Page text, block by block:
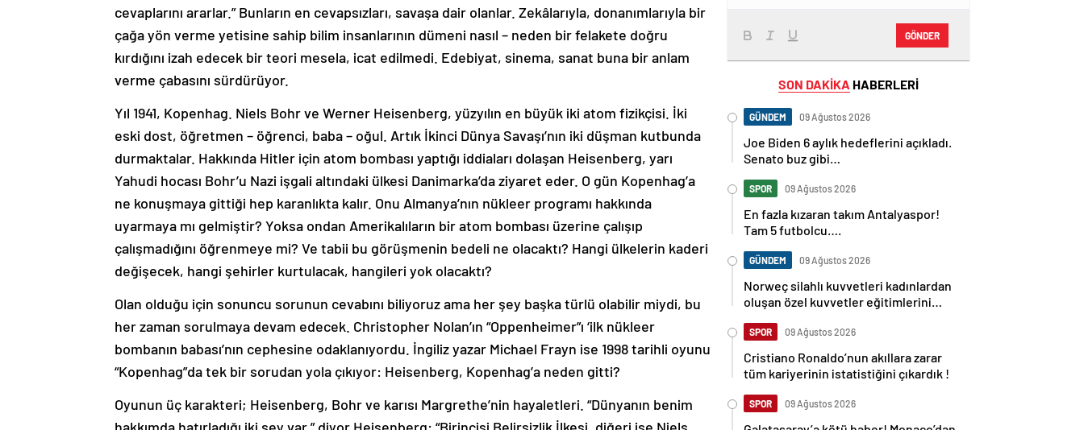
cevaplarını ararlar.” Bunların en cevapsızları, savaşa dair olanlar. Zekâlarıyla, donanımlarıyla bir
çağa yön verme yetisine sahip bilim insanlarının dümeni nasıl – neden bir felakete doğru
kırdığını izah edecek bir teori mesela, icat edilmedi. Edebiyat, sinema, sanat buna bir anlam
verme çabasını sürdürüyor.
Yıl 1941, Kopenhag. Niels Bohr ve Werner Heisenberg, yüzyılın en büyük iki atom fizikçisi. İki
eski dost, öğretmen – öğrenci, baba – oğul. Artık İkinci Dünya Savaşı’nın iki düşman kutbunda
durmaktalar. Hakkında Hitler için atom bombası yaptığı iddiaları dolaşan Heisenberg, yarı
Yahudi hocası Bohr’u Nazi işgali altındaki ülkesi Danimarka’da ziyaret eder. O gün Kopenhag’a
ne konuşmaya gittiği hep karanlıkta kalır. Onu Almanya’nın nükleer programı hakkında
uyarmaya mı gelmiştir? Yoksa ondan Amerikalıların bir atom bombası üzerine çalışıp
çalışmadığını öğrenmeye mi? Ve tabii bu görüşmenin bedeli ne olacaktı? Hangi ülkelerin kaderi
değişecek, hangi şehirler kurtulacak, hangileri yok olacaktı?
Olan olduğu için sonuncu sorunun cevabını biliyoruz ama her şey başka türlü olabilir miydi, bu
her zaman sorulmaya devam edecek. Christopher Nolan’ın “Oppenheimer”ı ‘ilk nükleer
bombanın babası’nın cephesine odaklanıyordu. İngiliz yazar Michael Frayn ise 1998 tarihli oyunu
“Kopenhag”da tek bir sorudan yola çıkıyor: Heisenberg, Kopenhag’a neden gitti?
Oyunun üç karakteri; Heisenberg, Bohr ve karısı Margrethe’nin hayaletleri. “Dünyanın benim
GÖNDER
SON DAKİKA HABERLERİ
GÜNDEM 09 Ağustos 2026
Joe Biden 6 aylık hedeflerini açıkladı.
Senato buz gibi…
SPOR 09 Ağustos 2026
En fazla kızaran takım Antalyaspor!
Tam 5 futbolcu….
GÜNDEM 09 Ağustos 2026
Norweç silahlı kuvvetleri kadınlardan
oluşan özel kuvvetler eğitimlerini
SPOR 09 Ağustos 2026
Cristiano Ronaldo’nun akıllara zarar
tüm kariyerinin istatistiğini çıkardık !
SPOR 09 Ağustos 2026